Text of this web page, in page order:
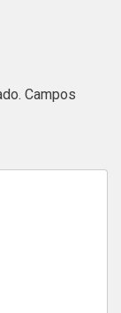
Campos